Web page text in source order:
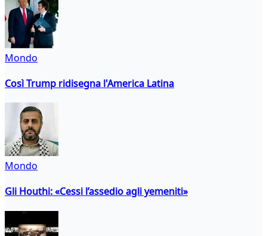
Mondo
Così Trump ridisegna l'America Latina
Mondo
Gli Houthi: «Cessi l’assedio agli yemeniti»